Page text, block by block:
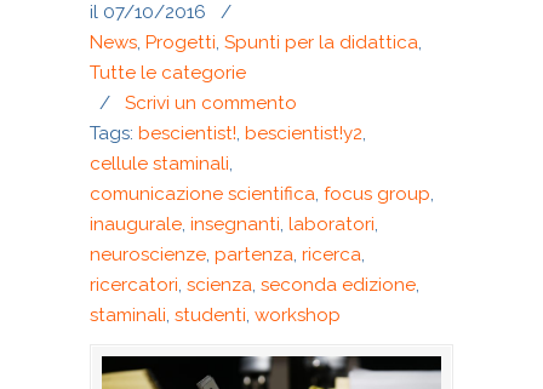
il 07/10/2016
/
News, Progetti, Spunti per la didattica,
Tutte le categorie
/ Scrivi un commento
Tags: bescientist!, bescientist!y2,
cellule staminali,
comunicazione scientifica, focus group,
inaugurale, insegnanti, laboratori,
neuroscienze, partenza, ricerca,
ricercatori, scienza, seconda edizione,
staminali, studenti, workshop